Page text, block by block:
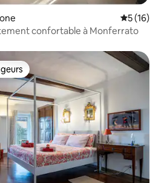
5 (16)
confortable à Monferrato
les plus appréciés